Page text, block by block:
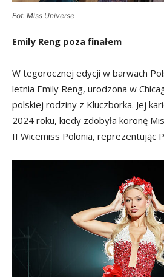
Fot. Miss Universe
Emily Reng poza finałem
W tegorocznej edycji w barwach
letnia Emily Reng, urodzona w
polskiej rodziny z Kluczborka. Jej
2024 roku, kiedy zdobyła koronę
II Wicemiss Polonia, reprezentując